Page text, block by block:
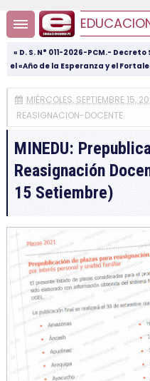
« D. S. N° 011-2026-PCM.-
el «Año de la Esperanza y el
MIÉRCOLES, SEPTIEMBRE 15,
REASIGNACION-DOCENTE
MINEDU:
Reasignación
15 Setiembre)